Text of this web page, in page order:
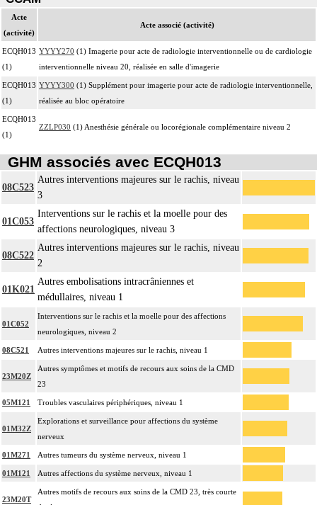
Acte
(activité)
Acte associé (activité)
ECQH013
(1)
YYYY270 (1) Imagerie pour acte de radiologie interventionnelle ou de cardiologie
interventionnelle niveau 20, réalisée en salle d'imagerie
ECQH013
(1)
YYYY300 (1) Supplément pour imagerie pour acte de radiologie interventionnelle,
réalisée au bloc opératoire
ECQH013
(1)
ZZLP030 (1) Anesthésie générale ou locorégionale complémentaire niveau 2
GHM associés avec ECQH013
08C523
Autres interventions majeures sur le rachis, niveau
3
01C053
Interventions sur le rachis et la moelle pour des
affections neurologiques, niveau 3
08C522
Autres interventions majeures sur le rachis, niveau
2
01K021
Autres embolisations intracrâniennes et
médullaires, niveau 1
01C052
Interventions sur le rachis et la moelle pour des affections
neurologiques, niveau 2
08C521 Autres interventions majeures sur le rachis, niveau 1
23M20Z
Autres symptômes et motifs de recours aux soins de la CMD
23
05M121 Troubles vasculaires périphériques, niveau 1
01M32Z
Explorations et surveillance pour affections du système
nerveux
01M271 Autres tumeurs du système nerveux, niveau 1
01M121 Autres affections du système nerveux, niveau 1
23M20T
Autres motifs de recours aux soins de la CMD 23, très courte